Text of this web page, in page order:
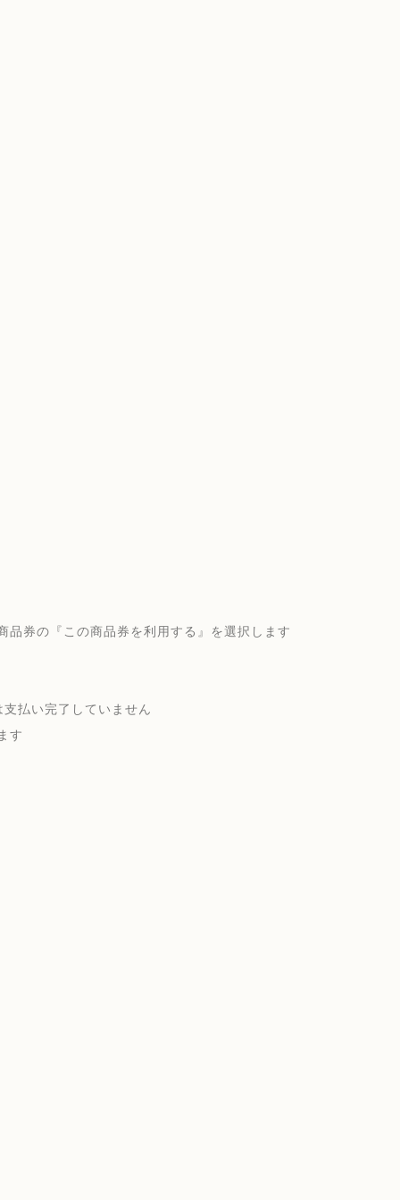
券の『この商品券を利用する』を選択します
払い完了していません
す